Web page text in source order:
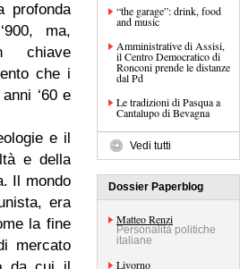
profonda
ma,
chiave
che i
‘60 e
e il
e della
Il mondo
era
la fine
mercato
“the garage”: drink, food
and music
Amministrative di Assisi,
il Centro Democratico di
Ronconi prende le distanze
dal Pd
Le tradizioni di Pasqua a
Cantalupo di Bevagna
Vedi tutti
Dossier Paperblog
Matteo Renzi
Personalità politiche
italiane
Livorno